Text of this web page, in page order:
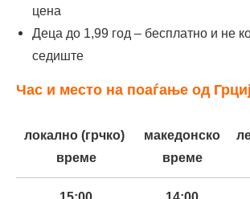
цена
Деца до 1,99 год – бесплатно и не
седиште
Час и место на поаѓање од
локално (грчко)
време
македонско
време